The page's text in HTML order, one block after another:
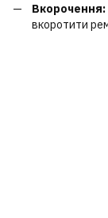
Вкорочення:
вкоротити